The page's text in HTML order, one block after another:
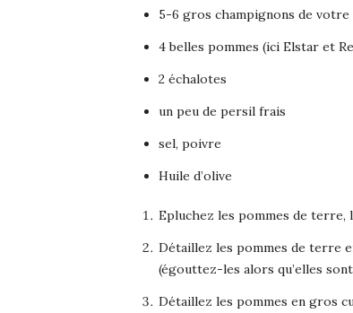
5-6 gros champignons de
4 belles pommes (ici Elstar et
2 échalotes
un peu de persil frais
sel, poivre
Huile d’olive
Epluchez les pommes de terre,
Détaillez les pommes de terre
(égouttez-les alors qu’elles
Détaillez les pommes en gros